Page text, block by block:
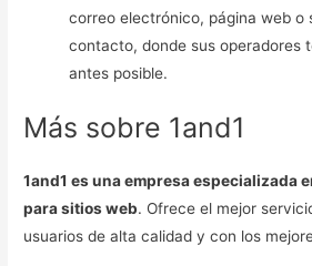
correo electrónico, página web o
contacto, donde sus operadores
antes posible.
Más sobre 1and1
1and1 es una empresa especializada
para sitios web. Ofrece el mejor
usuarios de alta calidad y con los